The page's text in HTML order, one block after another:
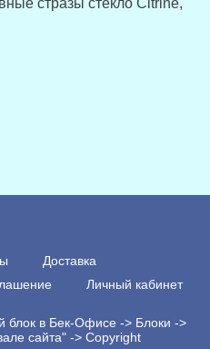
стразы стекло Citrine,
Доставка
Личный кабинет
блок в Бек-Офисе -> Блоки ->
сайта" -> Copyright